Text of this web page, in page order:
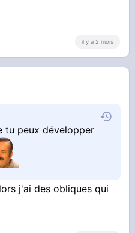
il y a 2 mois
tu peux développer
j'ai des obliques qui